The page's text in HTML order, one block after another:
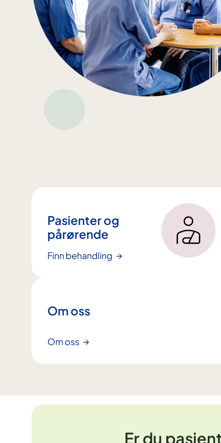
Pasienter og
pårørende
Finn behandling
Om oss
Om oss
Er du